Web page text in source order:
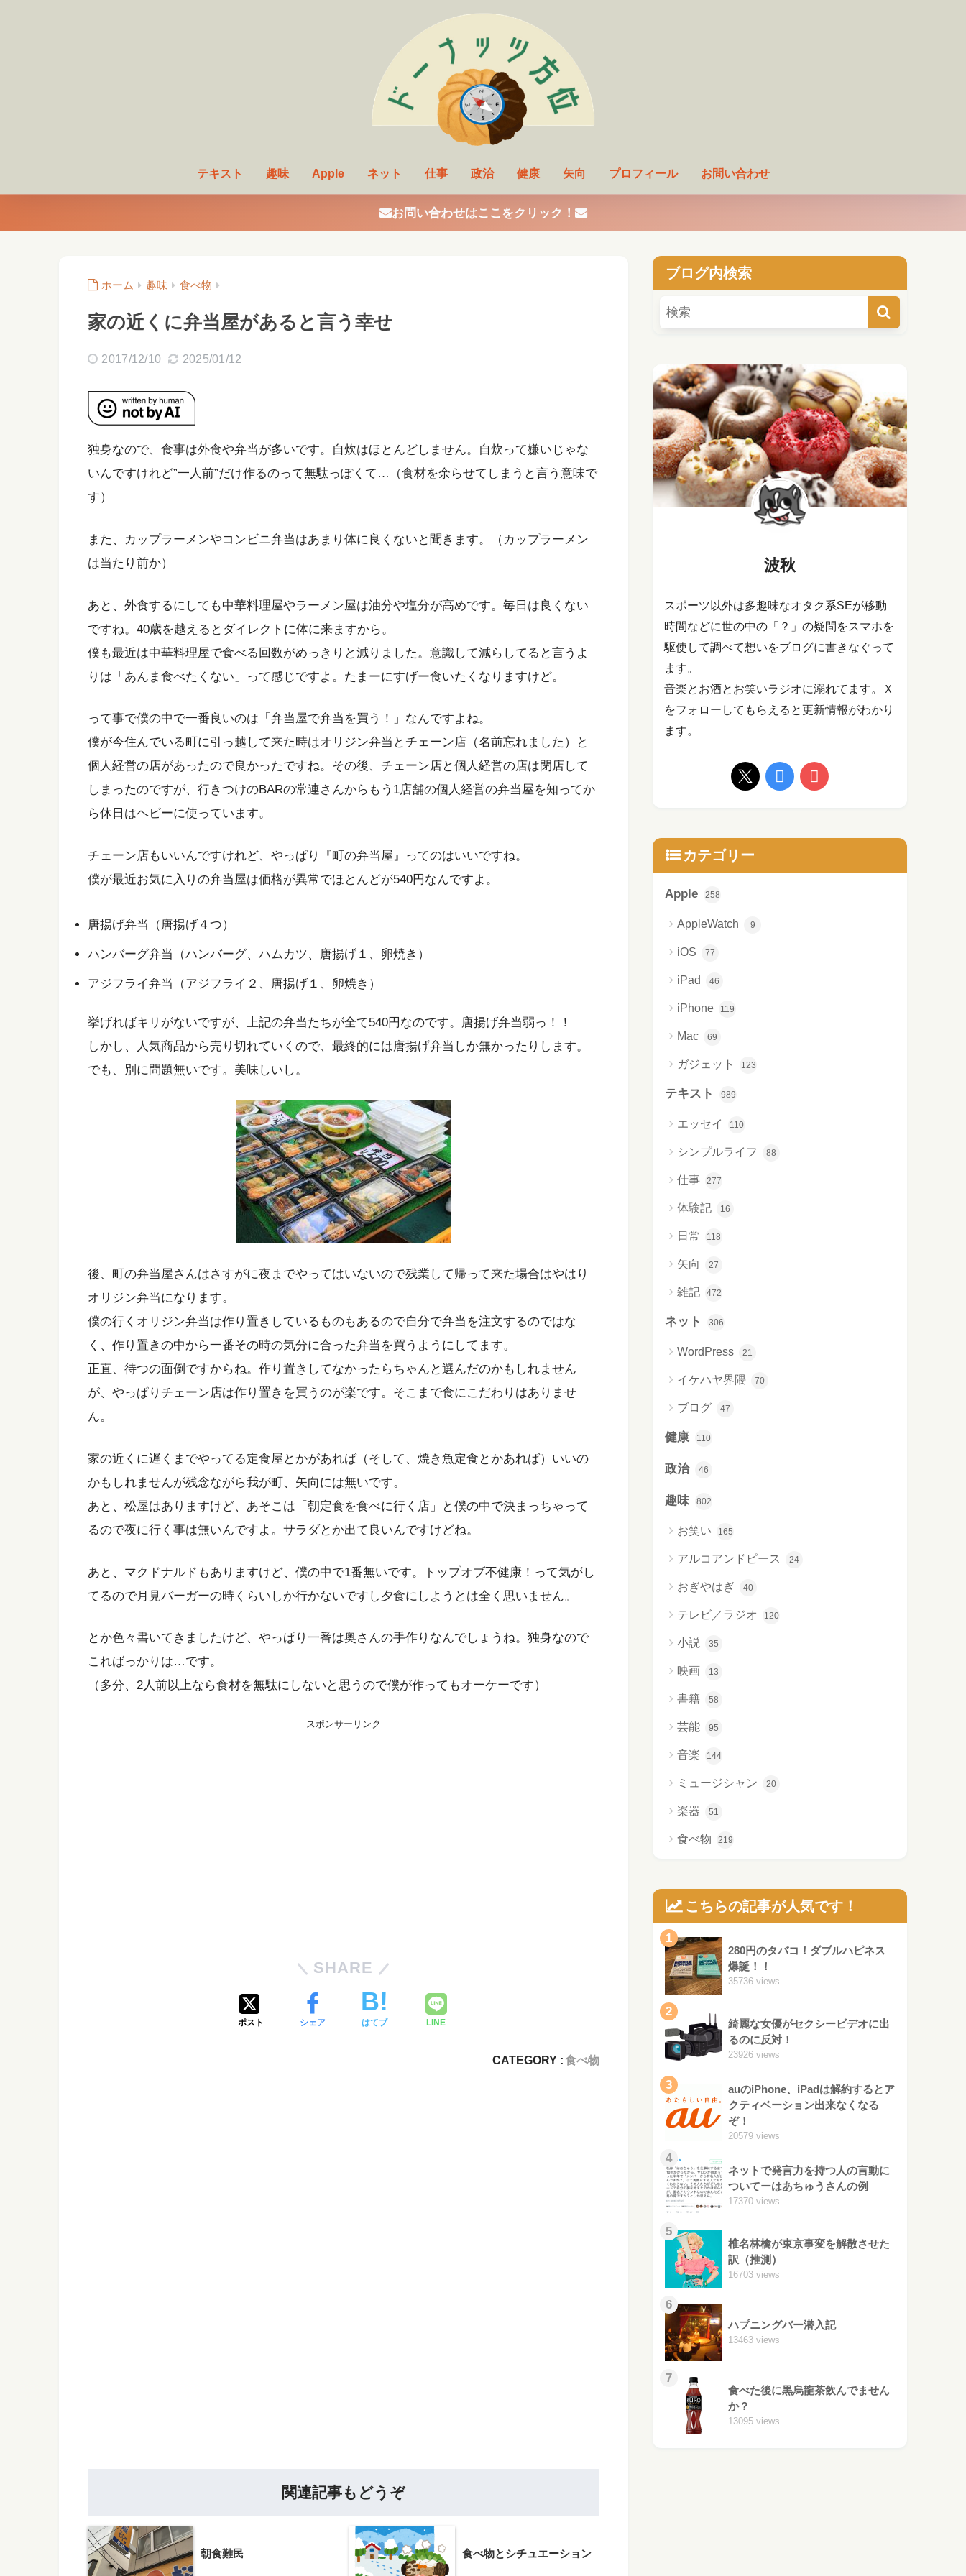
テキスト 趣味 Apple ネット 仕事 政治 健康 矢向 プロフィール お問い合わせ
お問い合わせはここをクリック！
ホーム 趣味 食べ物
家の近くに弁当屋があると言う幸せ
2017/12/10 2025/01/12
独身なので、食事は外食や弁当が多いです。自炊はほとんどしません。自炊って嫌いじゃな
いんですけれど”一人前”だけ作るのって無駄っぽくて…（食材を余らせてしまうと言う意味で
す）
また、カップラーメンやコンビニ弁当はあまり体に良くないと聞きます。（カップラーメン
は当たり前か）
あと、外食するにしても中華料理屋やラーメン屋は油分や塩分が高めです。毎日は良くない
ですね。40歳を越えるとダイレクトに体に来ますから。
僕も最近は中華料理屋で食べる回数がめっきりと減りました。意識して減らしてると言うよ
りは「あんま食べたくない」って感じですよ。たまーにすげー食いたくなりますけど。
って事で僕の中で一番良いのは「弁当屋で弁当を買う！」なんですよね。
僕が今住んでいる町に引っ越して来た時はオリジン弁当とチェーン店（名前忘れました）と
個人経営の店があったので良かったですね。その後、チェーン店と個人経営の店は閉店して
しまったのですが、行きつけのBARの常連さんからもう1店舗の個人経営の弁当屋を知ってか
ら休日はヘビーに使っています。
チェーン店もいいんですけれど、やっぱり『町の弁当屋』ってのはいいですね。
僕が最近お気に入りの弁当屋は価格が異常でほとんどが540円なんですよ。
唐揚げ弁当（唐揚げ４つ）
ハンバーグ弁当（ハンバーグ、ハムカツ、唐揚げ１、卵焼き）
アジフライ弁当（アジフライ２、唐揚げ１、卵焼き）
挙げればキリがないですが、上記の弁当たちが全て540円なのです。唐揚げ弁当弱っ！！
しかし、人気商品から売り切れていくので、最終的には唐揚げ弁当しか無かったりします。
でも、別に問題無いです。美味しいし。
後、町の弁当屋さんはさすがに夜までやってはいないので残業して帰って来た場合はやはり
オリジン弁当になります。
僕の行くオリジン弁当は作り置きしているものもあるので自分で弁当を注文するのではな
く、作り置きの中から一番その時の気分に合った弁当を買うようにしてます。
正直、待つの面倒ですからね。作り置きしてなかったらちゃんと選んだのかもしれません
が、やっぱりチェーン店は作り置きを買うのが楽です。そこまで食にこだわりはありませ
ん。
家の近くに遅くまでやってる定食屋とかがあれば（そして、焼き魚定食とかあれば）いいの
かもしれませんが残念ながら我が町、矢向には無いです。
あと、松屋はありますけど、あそこは「朝定食を食べに行く店」と僕の中で決まっちゃって
るので夜に行く事は無いんですよ。サラダとか出て良いんですけどね。
あと、マクドナルドもありますけど、僕の中で1番無いです。トップオブ不健康！って気がし
てるので月見バーガーの時くらいしか行かないですし夕食にしようとは全く思いません。
とか色々書いてきましたけど、やっぱり一番は奥さんの手作りなんでしょうね。独身なので
こればっかりは…です。
（多分、2人前以上なら食材を無駄にしないと思うので僕が作ってもオーケーです）
スポンサーリンク
SHARE
ポスト シェア はてブ LINE
CATEGORY :食べ物
関連記事もどうぞ
朝食難民 食べ物とシチュエーション
ブログ内検索
波秋
スポーツ以外は多趣味なオタク系SEが移動
時間などに世の中の「？」の疑問をスマホを
駆使して調べて想いをブログに書きなぐって
ます。
音楽とお酒とお笑いラジオに溺れてます。Ｘ
をフォローしてもらえると更新情報がわかり
ます。
カテゴリー
Apple 258
AppleWatch 9
iOS 77
iPad 46
iPhone 119
Mac 69
ガジェット 123
テキスト 989
エッセイ 110
シンプルライフ 88
仕事 277
体験記 16
日常 118
矢向 27
雑記 472
ネット 306
WordPress 21
イケハヤ界隈 70
ブログ 47
健康 110
政治 46
趣味 802
お笑い 165
アルコアンドピース 24
おぎやはぎ 40
テレビ／ラジオ 120
小説 35
映画 13
書籍 58
芸能 95
音楽 144
ミュージシャン 20
楽器 51
食べ物 219
こちらの記事が人気です！
1
280円のタバコ！ダブルハピネス
爆誕！！
35736 views
2
綺麗な女優がセクシービデオに出
るのに反対！
23926 views
3
auのiPhone、iPadは解約するとア
クティベーション出来なくなる
ぞ！
20579 views
4
ネットで発言力を持つ人の言動に
ついてーはあちゅうさんの例
17370 views
5
椎名林檎が東京事変を解散させた
訳（推測）
16703 views
6
ハプニングバー潜入記
13463 views
7
食べた後に黒烏龍茶飲んでません
か？
13095 views